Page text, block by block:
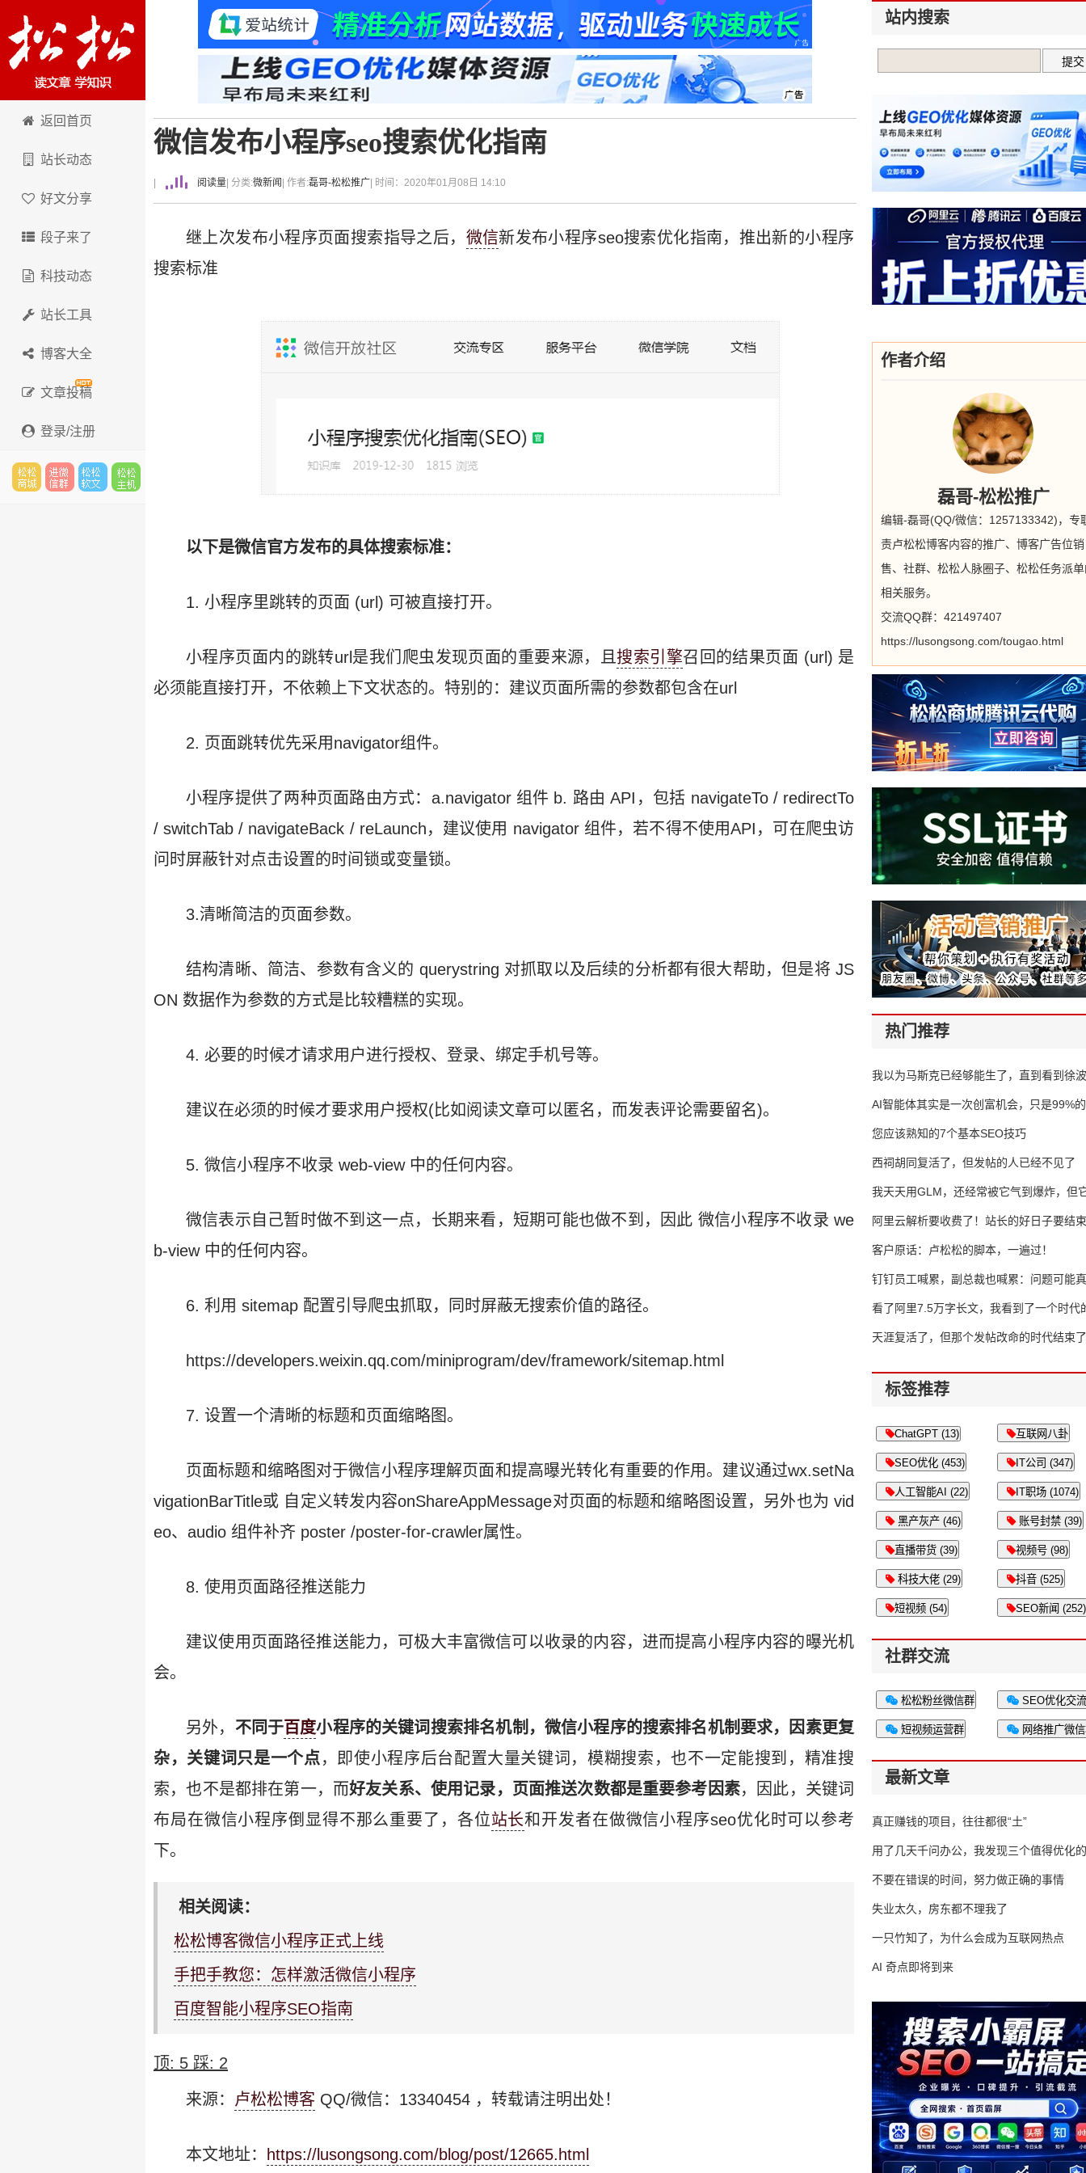
卢松松博客
返回首页
站长动态
好文分享
段子来了
科技动态
站长工具
博客大全
文章投稿
登录/注册
微信发布小程序seo搜索优化指南
阅读量 | 分类:微新闻 | 作者:磊哥-松松推广 | 时间：2020年01月08日 14:10
继上次发布小程序页面搜索指导之后， 微信新发布小程序seo搜索优化指南，推出新的小程序
搜索标准
以下是微信官方发布的具体搜索标准：
1. 小程序里跳转的页面 (url) 可被直接打开。
小程序页面内的跳转url是我们爬虫发现页面的重要来源，且 搜索引擎召回的结果页面 (url) 是
必须能直接打开，不依赖上下文状态的。特别的：建议页面所需的参数都包含在url
2. 页面跳转优先采用navigator组件。
小程序提供了两种页面路由方式：a.navigator 组件 b. 路由 API，包括 navigateTo / redirectTo
/ switchTab / navigateBack / reLaunch，建议使用 navigator 组件，若不得不使用API，可在爬虫访
问时屏蔽针对点击设置的时间锁或变量锁。
3.清晰简洁的页面参数。
结构清晰、简洁、参数有含义的 querystring 对抓取以及后续的分析都有很大帮助，但是将 JS
ON 数据作为参数的方式是比较糟糕的实现。
4. 必要的时候才请求用户进行授权、登录、绑定手机号等。
建议在必须的时候才要求用户授权(比如阅读文章可以匿名，而发表评论需要留名)。
5. 微信小程序不收录 web-view 中的任何内容。
微信表示自己暂时做不到这一点，长期来看，短期可能也做不到，因此 微信小程序不收录 we
b-view 中的任何内容。
6. 利用 sitemap 配置引导爬虫抓取，同时屏蔽无搜索价值的路径。
https://developers.weixin.qq.com/miniprogram/dev/framework/sitemap.html
7. 设置一个清晰的标题和页面缩略图。
页面标题和缩略图对于微信小程序理解页面和提高曝光转化有重要的作用。建议通过wx.setNa
vigationBarTitle或 自定义转发内容onShareAppMessage对页面的标题和缩略图设置，另外也为 vid
eo、audio 组件补齐 poster /poster-for-crawler属性。
8. 使用页面路径推送能力
建议使用页面路径推送能力，可极大丰富微信可以收录的内容，进而提高小程序内容的曝光机
会。
另外， 不同于百度小程序的关键词搜索排名机制，微信小程序的搜索排名机制要求，因素更复
杂，关键词只是一个点 ，即使小程序后台配置大量关键词，模糊搜索，也不一定能搜到，精准搜
索，也不是都排在第一，而好友关系、使用记录，页面推送次数都是重要参考因素，因此，关键词
布局在微信小程序倒显得不那么重要了，各位站长和开发者在做微信小程序seo优化时可以参考
下。
相关阅读：
松松博客微信小程序正式上线
手把手教您：怎样激活微信小程序
百度智能小程序SEO指南
顶: 5 踩: 2
来源： 卢松松博客 QQ/微信：13340454 ，转载请注明出处！
本文地址： https://lusongsong.com/blog/post/12665.html
站内搜索
作者介绍
磊哥-松松推广
编辑-磊哥(QQ/微信：1257133342)，专
责卢松松博客内容的推广、博客广告位销
售、社群、松松人脉圈子、松松任务派
相关服务。
交流QQ群：421497407
https://lusongsong.com/tougao.html
热门推荐
我以为马斯克已经够能生了，直到看到
AI智能体其实是一次创富机会，只是99%
错过了
您应该熟知的7个基本SEO技巧
西祠胡同复活了，但发帖的人已经不见了
我天天用GLM，还经常被它气到爆炸，但
16万亿
阿里云解析要收费了！站长的好日子要结
客户原话：卢松松的脚本，一遍过！
钉钉员工喊累，副总裁也喊累：问题可能
了
看了阿里7.5万字长文，我看到了一个时代
天涯复活了，但那个发帖改命的时代结束了
标签推荐
ChatGPT (13) 互联网八卦
SEO优化 (453) IT公司 (347)
人工智能AI (22) IT职场 (1074)
黑产灰产 (46) 账号封禁 (39)
直播带货 (39) 视频号 (98)
科技大佬 (29) 抖音 (525)
短视频 (54) SEO新闻 (252)
社群交流
松松粉丝微信群 SEO优化交
短视频运营群 网络推广微
最新文章
真正赚钱的项目，往往都很“土”
用了几天千问办公，我发现三个值得优化
不要在错误的时间，努力做正确的事情
失业太久，房东都不理我了
一只竹知了，为什么会成为互联网热点
AI 奇点即将到来